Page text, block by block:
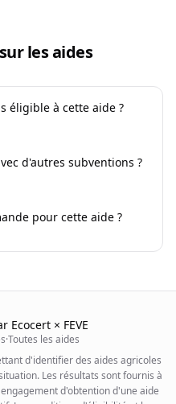
les aides
éligible à cette aide ?
d'autres subventions ?
pour cette aide ?
Ecocert × FEVE
·Toutes les aides
d'identifier des aides agricoles
Les résultats sont fournis à
d'obtention d'une aide